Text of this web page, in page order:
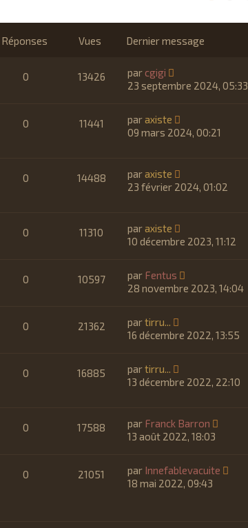
Réponses Vues Dernier message
0 13426 parcgigi
23 septembre 2024, 05:33
0 11441 paraxiste
09 mars 2024, 00:21
0 14488 paraxiste
23 février 2024, 01:02
0 11310 paraxiste
10 décembre 2023, 11:12
0 10597 par Fentus
28 novembre 2023, 14:04
0 21362 partirru...
16 décembre 2022, 13:55
0 16885 partirru...
13 décembre 2022, 22:10
0 17588 par Franck Barron
13 août 2022, 18:03
0 21051 par Innefablevacuite
18 mai 2022, 09:43